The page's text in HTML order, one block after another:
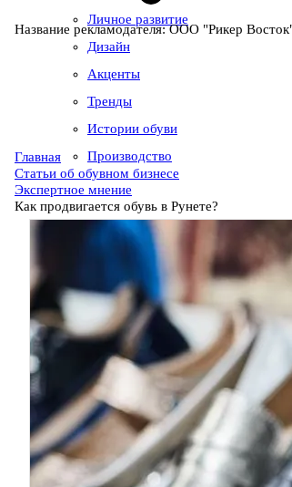
Личное развитие
Дизайн
Акценты
Тренды
Истории обуви
Производство
Название рекламодателя: ООО "Рикер
Главная
Статьи об обувном бизнесе
Экспертное мнение
Как продвигается обувь в Рунете?